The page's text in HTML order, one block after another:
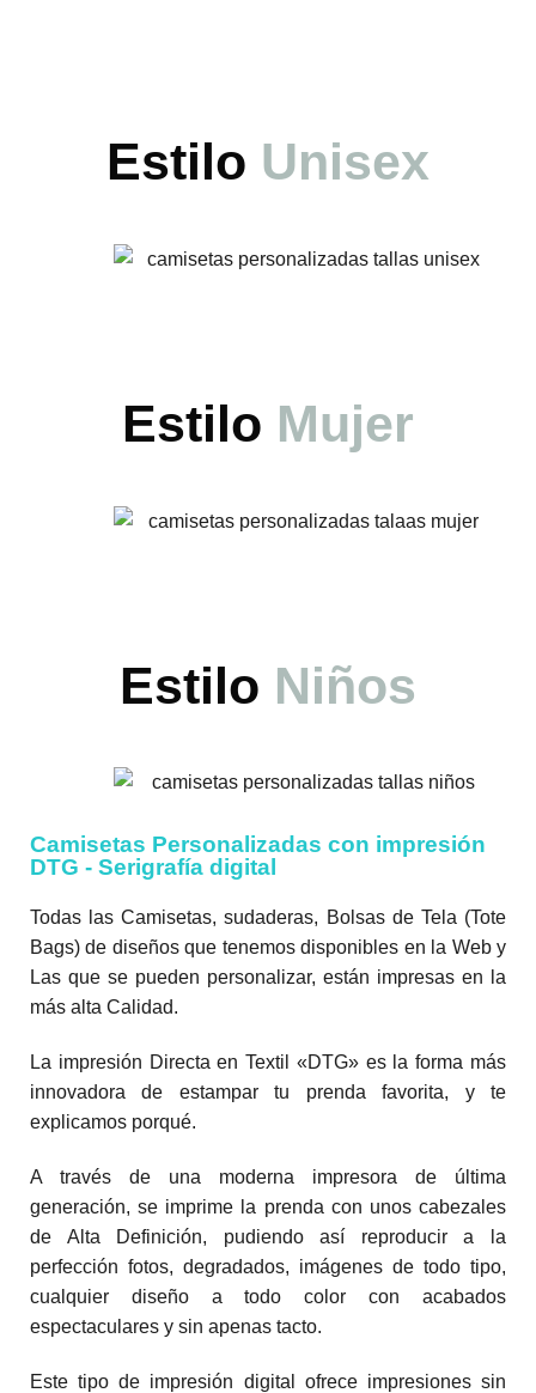
Estilo Unisex
Estilo Mujer
Estilo Niños
Camisetas Personalizadas con impresión
DTG - Serigrafía digital
Todas las Camisetas, sudaderas, Bolsas de Tela (Tote
Bags) de diseños que tenemos disponibles en la Web y
Las que se pueden personalizar, están impresas en la
más alta Calidad.
La impresión Directa en Textil «DTG» es la forma más
innovadora de estampar tu prenda favorita, y te
explicamos porqué.
A través de una moderna impresora de última
generación, se imprime la prenda con unos cabezales
de Alta Definición, pudiendo así reproducir a la
perfección fotos, degradados, imágenes de todo tipo,
cualquier diseño a todo color con acabados
espectaculares y sin apenas tacto.
Este tipo de impresión digital ofrece impresiones sin